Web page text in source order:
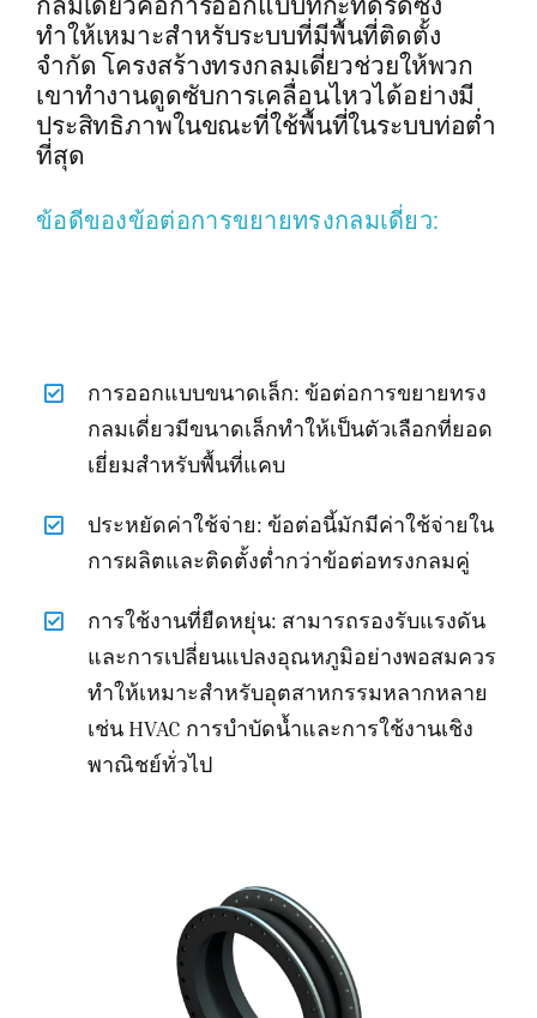
ทำให้เหมาะสำหรับระบบที่มีพื้นที่ติดตั้ง
จำกัด โครงสร้างทรงกลมเดี่ยวช่วยให้พวก
เขาทำงานดูดซับการเคลื่อนไหวได้อย่างมี
ประสิทธิภาพในขณะที่ใช้พื้นที่ในระบบท่อต่ำ
ที่สุด
ข้อดีของข้อต่อการขยายทรงกลมเดี่ยว:
การออกแบบขนาดเล็ก: ข้อต่อการขยายทรง
กลมเดี่ยวมีขนาดเล็กทำให้เป็นตัวเลือกที่ยอด
เยี่ยมสำหรับพื้นที่แคบ
ประหยัดค่าใช้จ่าย: ข้อต่อนี้มักมีค่าใช้จ่ายใน
การผลิตและติดตั้งต่ำกว่าข้อต่อทรงกลมคู่
การใช้งานที่ยืดหยุ่น: สามารถรองรับแรงดัน
และการเปลี่ยนแปลงอุณหภูมิอย่างพอสมควร
ทำให้เหมาะสำหรับอุตสาหกรรมหลากหลาย
เช่น HVAC การบำบัดน้ำและการใช้งานเชิง
พาณิชย์ทั่วไป